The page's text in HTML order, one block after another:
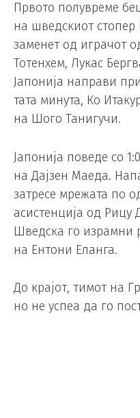
Првото полувреме
на шведскиот стопер
заменет од играчот
Тотенхем, Лукас
Јапонија направи
тата минута, Ко
на Шого Танигучи.
Јапонија поведе со
на Дајзен Маеда.
затресе мрежата по
асистенција од Рицу
Шведска го израмни
на Ентони Еланга.
До крајот, тимот на
но не успеа да го